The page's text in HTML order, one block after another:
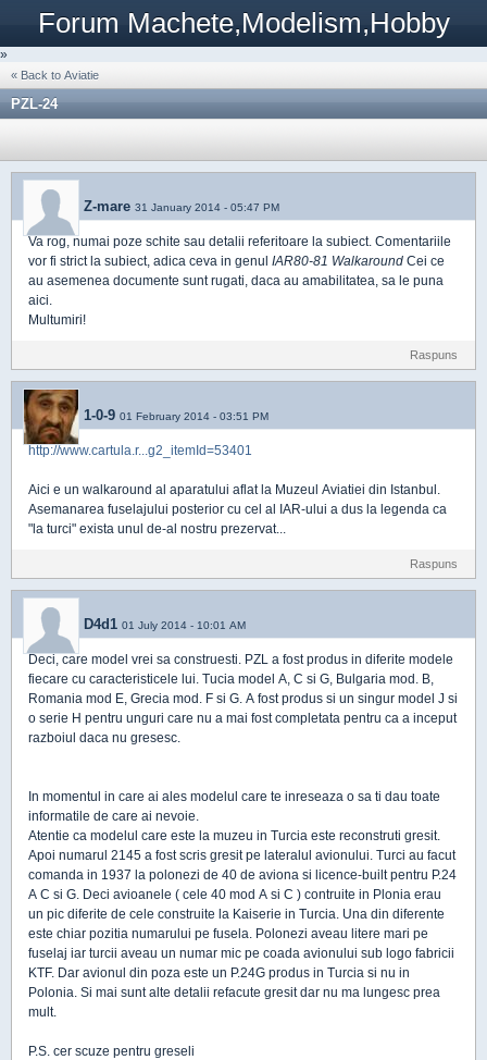
Forum Machete,Modelism,Hobby
»
« Back to Aviatie
PZL-24
Z-mare 31 January 2014 - 05:47 PM
Va rog, numai poze schite sau detalii referitoare la subiect. Comentariile
vor fi strict la subiect, adica ceva in genul IAR80-81 Walkaround Cei ce
au asemenea documente sunt rugati, daca au amabilitatea, sa le puna
aici.
Multumiri!
Raspuns
1-0-9 01 February 2014 - 03:51 PM
http://www.cartula.r...g2_itemId=53401
Aici e un walkaround al aparatului aflat la Muzeul Aviatiei din Istanbul.
Asemanarea fuselajului posterior cu cel al IAR-ului a dus la legenda ca
"la turci" exista unul de-al nostru prezervat...
Raspuns
D4d1 01 July 2014 - 10:01 AM
Deci, care model vrei sa construesti. PZL a fost produs in diferite modele
fiecare cu caracteristicele lui. Tucia model A, C si G, Bulgaria mod. B,
Romania mod E, Grecia mod. F si G. A fost produs si un singur model J si
o serie H pentru unguri care nu a mai fost completata pentru ca a inceput
razboiul daca nu gresesc.
In momentul in care ai ales modelul care te inreseaza o sa ti dau toate
informatile de care ai nevoie.
Atentie ca modelul care este la muzeu in Turcia este reconstruti gresit.
Apoi numarul 2145 a fost scris gresit pe lateralul avionului. Turci au facut
comanda in 1937 la polonezi de 40 de aviona si licence-built pentru P.24
A C si G. Deci avioanele ( cele 40 mod A si C ) contruite in Plonia erau
un pic diferite de cele construite la Kaiserie in Turcia. Una din diferente
este chiar pozitia numarului pe fusela. Polonezi aveau litere mari pe
fuselaj iar turcii aveau un numar mic pe coada avionului sub logo fabricii
KTF. Dar avionul din poza este un P.24G produs in Turcia si nu in
Polonia. Si mai sunt alte detalii refacute gresit dar nu ma lungesc prea
mult.
P.S. cer scuze pentru greseli